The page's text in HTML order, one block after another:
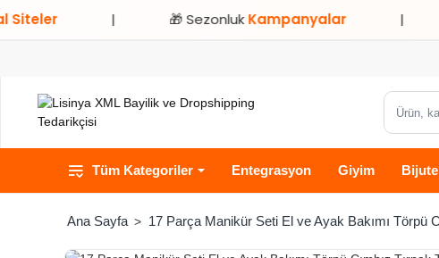
🎁 SezonlukKampanyalar
Ürün,
marka
ara...
Tüm Kategoriler Entegrasyon Giyim
17 Parça Manikür Seti El ve Ayak Bakımı Törpü